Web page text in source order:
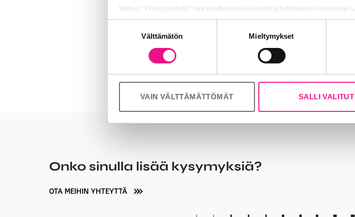
Valitse "Yksityiskohdat" tarkastellaksesi evästeitä ja tehdäksesi muutoksia
Jaamme sosiaalisen median, mainosalan ja analytiikka-alan
palvelujaan (esim. Google).
Välttämätön Mieltymykset
VAIN VÄLTTÄMÄTTÖMÄT SALLI VALITUT
Lisätietoja:
Johanna Halkola, johtava asiantuntija, p. 050
Onko sinulla lisää kysymyksiä?
OTA MEIHIN YHTEYTTÄ